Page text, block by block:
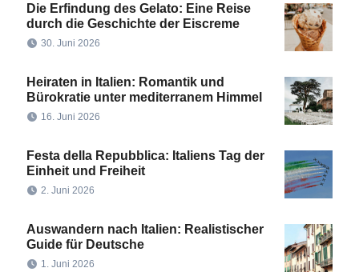
Die Erfindung des Gelato: Eine Reise
durch die Geschichte der Eiscreme
30. Juni 2026
Heiraten in Italien: Romantik und
Bürokratie unter mediterranem Himmel
16. Juni 2026
Festa della Repubblica: Italiens Tag der
Einheit und Freiheit
2. Juni 2026
Auswandern nach Italien: Realistischer
Guide für Deutsche
1. Juni 2026